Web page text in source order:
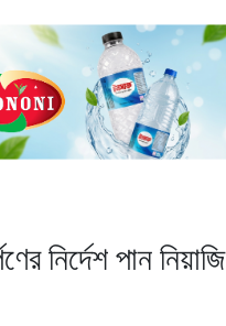
নির্দেশ পান নিয়াজি